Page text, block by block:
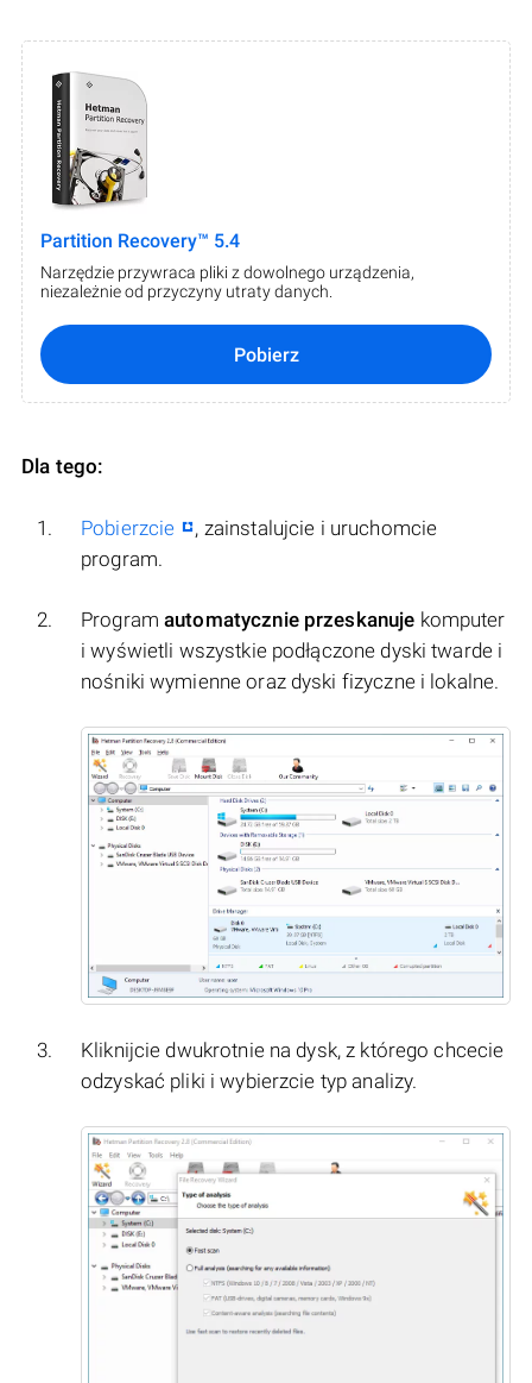
Partition Recovery™ 5.4
Narzędzie przywraca pliki z dowolnego urządzenia,
niezależnie od przyczyny utraty danych.
Pobierz
Dla tego:
Pobierzcie
, zainstalujcie i uruchomcie
program.
Programautomatycznie przeskanuje komputer
i wyświetli wszystkie podłączone dyski twarde i
nośniki wymienne oraz dyski fizyczne i lokalne.
Kliknijcie dwukrotnie na dysk, z którego chcecie
odzyskać pliki i wybierzcie typ analizy.